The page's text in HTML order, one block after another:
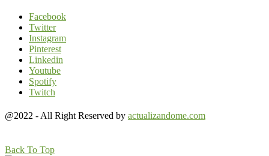
Facebook
Twitter
Instagram
Pinterest
Linkedin
Youtube
Spotify
Twitch
@2022 - All Right Reserved by actualizandome.com
Back To Top